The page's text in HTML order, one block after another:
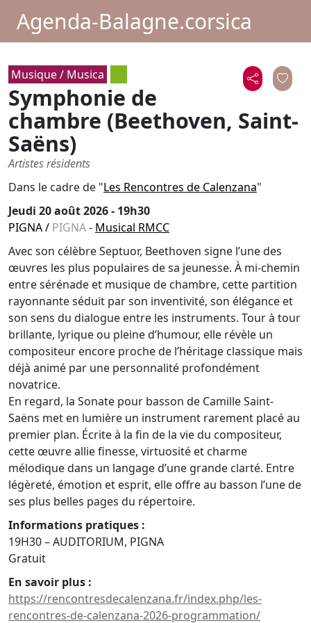
Agenda-Balagne.corsica
Musique / Musica
Symphonie de
chambre (Beethoven, Saint-
Saëns)
Artistes résidents
Dans le cadre de "Les Rencontres de Calenzana"
Jeudi 20 août 2026 - 19h30
PIGNA/ PIGNA- Musical RMCC
Avec son célèbre Septuor, Beethoven signe l’une des
œuvres les plus populaires de sa jeunesse. À mi-chemin
entre sérénade et musique de chambre, cette partition
rayonnante séduit par son inventivité, son élégance et
son sens du dialogue entre les instruments. Tour à tour
brillante, lyrique ou pleine d’humour, elle révèle un
compositeur encore proche de l’héritage classique mais
déjà animé par une personnalité profondément
novatrice.
En regard, la Sonate pour basson de Camille Saint-
Saëns met en lumière un instrument rarement placé au
premier plan. Écrite à la fin de la vie du compositeur,
cette œuvre allie finesse, virtuosité et charme
mélodique dans un langage d’une grande clarté. Entre
légèreté, émotion et esprit, elle offre au basson l’une de
ses plus belles pages du répertoire.
Informations pratiques :
19H30 – AUDITORIUM, PIGNA
Gratuit
En savoir plus :
https://rencontresdecalenzana.fr/index.php/les-
rencontres-de-calenzana-2026-programmation/